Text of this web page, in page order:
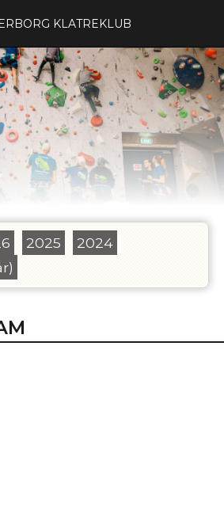
KLATREKLUB
2025
2024